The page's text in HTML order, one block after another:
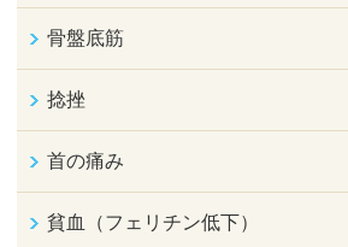
骨盤底筋
捻挫
首の痛み
貧血（フェリチン低下）